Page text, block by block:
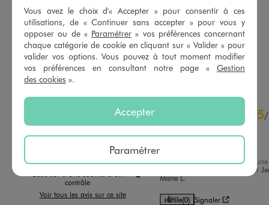
Existe en taille +
-50% sur le 2ème produit d'été
4.5/5 de moyenne
(1138 avis)
AJOUTER AU PANIER
Existe en taille +
-50% sur le 2ème produit d'été
5/5 de moyenne
(161 avis)
AJOUTER AU PANIER
contrôle
Voir tous les avis sur ce site
5/
Avis vérifié et récompensé
Avis du03/07/2026 , suite à une
par
Marie L.
Utile(0) Signaler
Vous avez le choix d'« Accepter » pour consentir à ces
utilisations, de « Continuer sans accepter » pour vous y
opposer ou de « Paramétrer » vos préférences concernant
chaque catégorie de cookie en cliquant sur « Valider » pour
valider vos options. Vous pouvez à tout moment modifier
vos préférences en consultant notre page « Gestion
des cookies ».
Accepter
Paramétrer